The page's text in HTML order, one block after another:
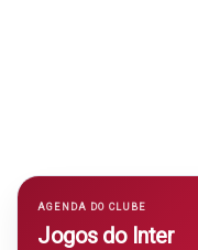
AGENDA DO CLUBE
Jogos do Inter